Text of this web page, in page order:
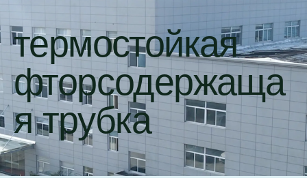
термостойкая
фторсодержаща
я трубка